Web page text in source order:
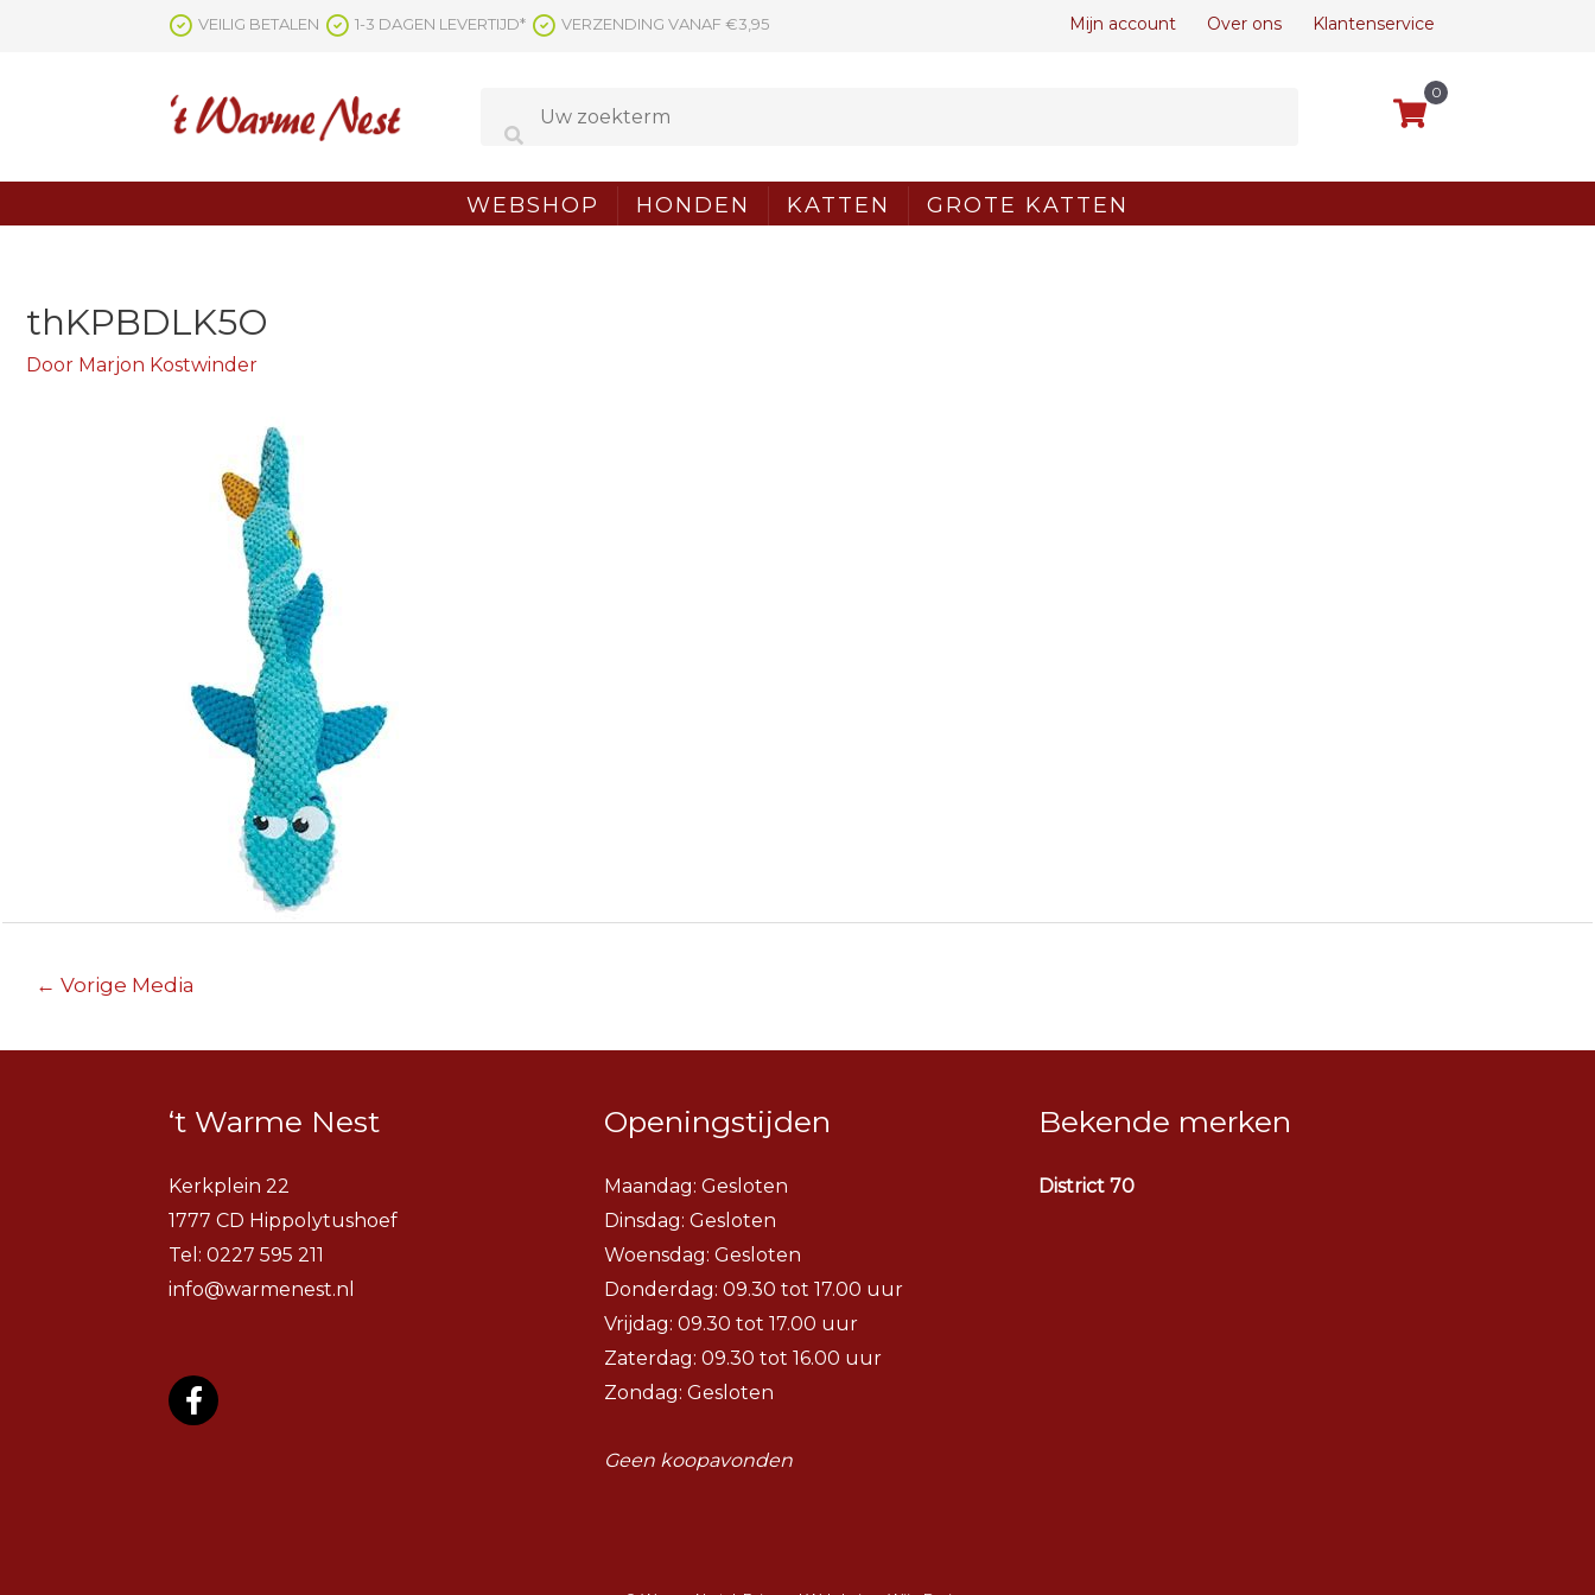
VEILIG BETALEN 1-3 DAGEN LEVERTIJD* VERZENDING VANAF €3,95 Mijn account Over ons Klantenservice
0
WEBSHOP HONDEN KATTEN GROTE KATTEN
thKPBDLK5O
Door Marjon Kostwinder
Berichtnavigatie
← Vorige Media
‘t Warme Nest
Kerkplein 22
1777 CD Hippolytushoef
Tel: 0227 595 211
info@warmenest.nl
Openingstijden
Maandag: Gesloten
Dinsdag: Gesloten
Woensdag: Gesloten
Donderdag: 09.30 tot 17.00 uur
Vrijdag: 09.30 tot 17.00 uur
Zaterdag: 09.30 tot 16.00 uur
Zondag: Gesloten
Geen koopavonden
Bekende merken
District 70